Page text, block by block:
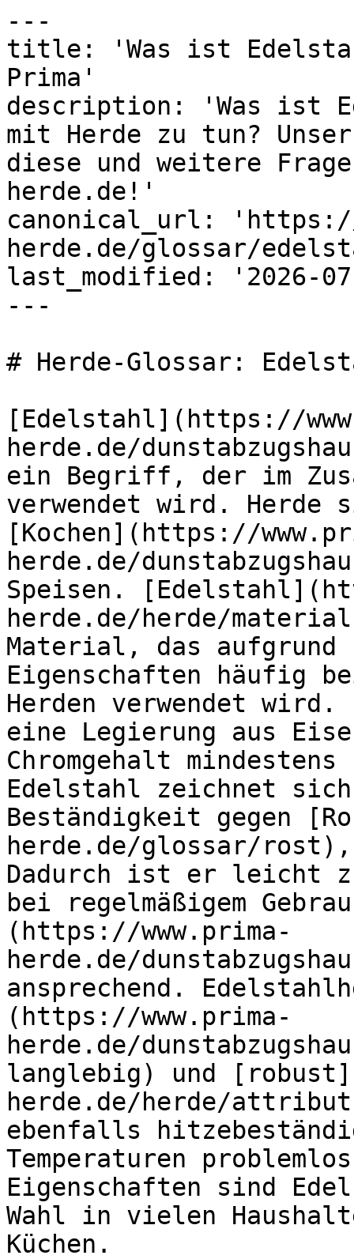
---
title: 'Was ist
Prima'
description: 'Was ist
mit Herde zu tun?
diese und weitere
herde.de!'
canonical_url: 'https://
herde.de/glossar/
last_modified: '2026-
---
# Herde-Glossar:
[Edelstahl](https://
herde.de/
ein Begriff, der im
verwendet wird. Herde
[Kochen](https://
herde.de/
Speisen.
herde.de/herde/
Material, das aufgrund
Eigenschaften häufig
Herden verwendet
eine Legierung aus
Chromgehalt
Edelstahl zeichnet
Beständigkeit gegen
herde.de/glossar/
Dadurch ist er leicht
bei regelmäßigem
(https://www.prima-
herde.de/
ansprechend.
(https://www.prima-
herde.de/
langlebig) und
herde.de/herde/
ebenfalls
Temperaturen
Eigenschaften sind
Wahl in vielen
Küchen.